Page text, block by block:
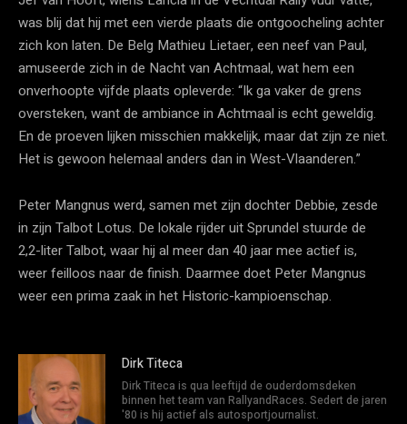
was blij dat hij met een vierde plaats die ontgoocheling achter
zich kon laten. De Belg Mathieu Lietaer, een neef van Paul,
amuseerde zich in de Nacht van Achtmaal, wat hem een
onverhoopte vijfde plaats opleverde: “Ik ga vaker de grens
oversteken, want de ambiance in Achtmaal is echt geweldig.
En de proeven lijken misschien makkelijk, maar dat zijn ze niet.
Het is gewoon helemaal anders dan in West-Vlaanderen.”
Peter Mangnus werd, samen met zijn dochter Debbie, zesde
in zijn Talbot Lotus. De lokale rijder uit Sprundel stuurde de
2,2-liter Talbot, waar hij al meer dan 40 jaar mee actief is,
weer feilloos naar de finish. Daarmee doet Peter Mangnus
weer een prima zaak in het Historic-kampioenschap.
Dirk Titeca
Dirk Titeca is qua leeftijd de ouderdomsdeken
binnen het team van RallyandRaces. Sedert de jaren
'80 is hij actief als autosportjournalist.